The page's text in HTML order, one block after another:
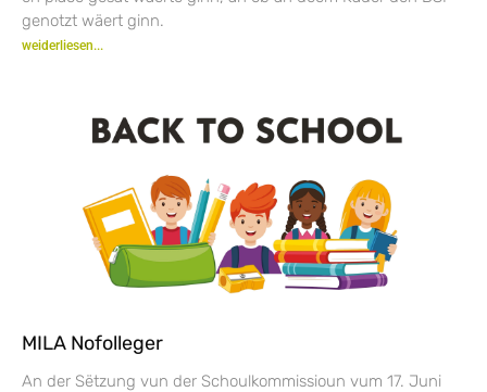
genotzt wäert ginn.
weiderliesen...
MILA Nofolleger
An der Sëtzung vun der Schoulkommissioun vum 17. Juni